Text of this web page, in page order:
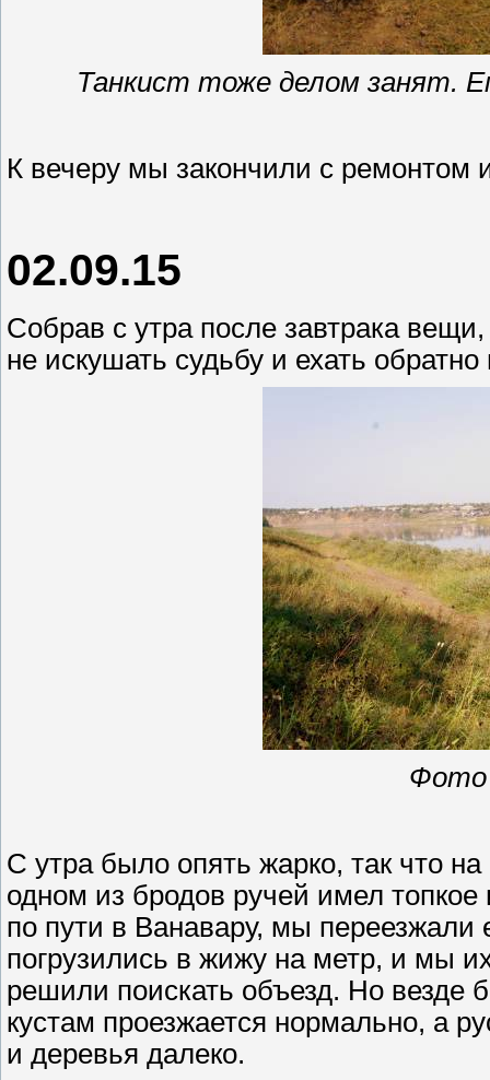
Танкист тоже делом занят.
К вечеру мы закончили с ремонтом
02.09.15
Собрав с утра после завтрака
не искушать судьбу и ехать
Фото
С утра было опять жарко, так что
одном из бродов ручей имел
по пути в Ванавару, мы переезжали
погрузились в жижу на метр, и мы
решили поискать объезд. Но везде
кустам проезжается нормально, а
и деревья далеко.